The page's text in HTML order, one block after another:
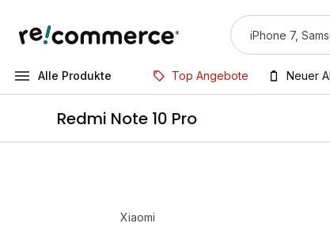
Alle Produkte Top Angebote Neuer
Redmi Note 10 Pro
Xiaomi